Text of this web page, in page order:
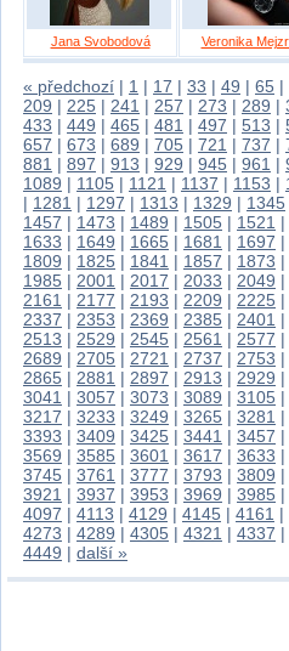
Jana Svobodová Veronika
« předchozí | 1 | 17 | 33 | 49 | 65 |
209 | 225 | 241 | 257 | 273 | 289 |
433 | 449 | 465 | 481 | 497 | 513 |
657 | 673 | 689 | 705 | 721 | 737 |
881 | 897 | 913 | 929 | 945 | 961 |
1089 | 1105 | 1121 | 1137 | 1153 |
| 1281 | 1297 | 1313 | 1329 | 1345
1457 | 1473 | 1489 | 1505 | 1521 |
1633 | 1649 | 1665 | 1681 | 1697 |
1809 | 1825 | 1841 | 1857 | 1873 |
1985 | 2001 | 2017 | 2033 | 2049 |
2161 | 2177 | 2193 | 2209 | 2225 |
2337 | 2353 | 2369 | 2385 | 2401 |
2513 | 2529 | 2545 | 2561 | 2577 |
2689 | 2705 | 2721 | 2737 | 2753 |
2865 | 2881 | 2897 | 2913 | 2929 |
3041 | 3057 | 3073 | 3089 | 3105 |
3217 | 3233 | 3249 | 3265 | 3281 |
3393 | 3409 | 3425 | 3441 | 3457 |
3569 | 3585 | 3601 | 3617 | 3633 |
3745 | 3761 | 3777 | 3793 | 3809 |
3921 | 3937 | 3953 | 3969 | 3985 |
4097 | 4113 | 4129 | 4145 | 4161 |
4273 | 4289 | 4305 | 4321 | 4337 |
4449 | další »